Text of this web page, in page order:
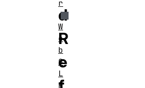
d
R
e
r
W
e
b
G
L
R